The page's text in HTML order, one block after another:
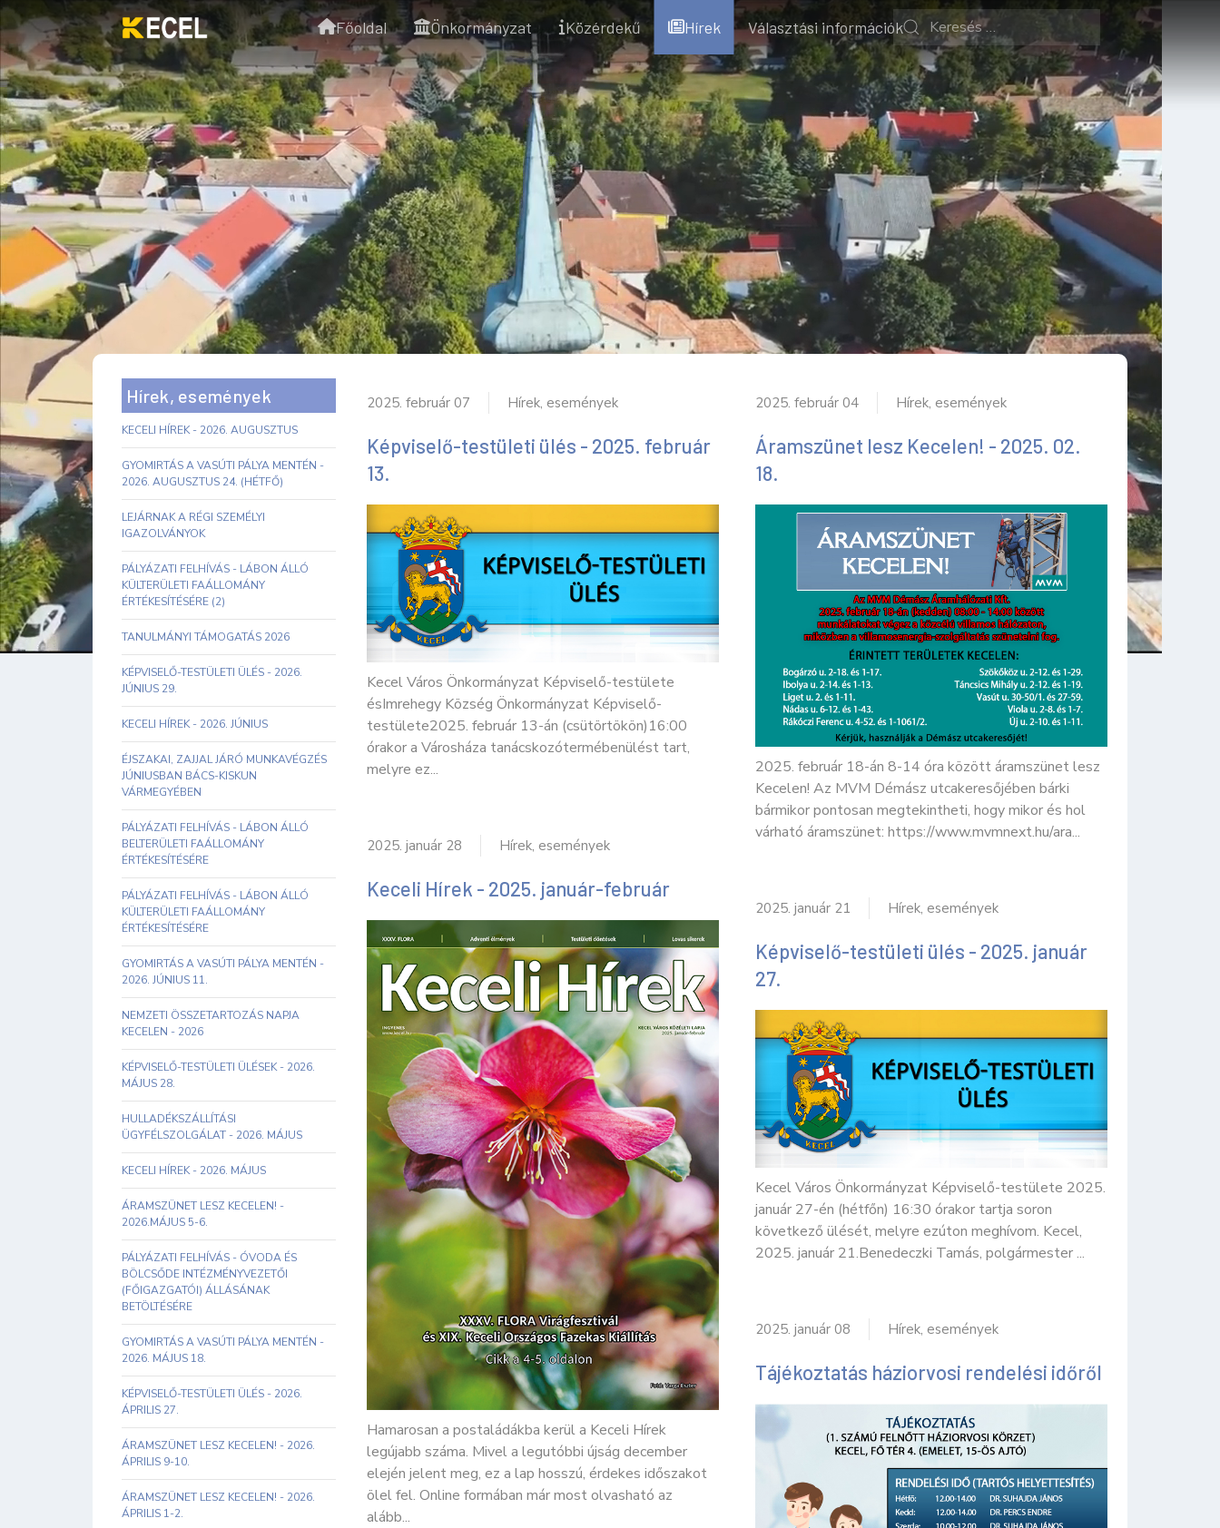
Főoldal Önkormányzat Közérdekű Hírek Választási információk
Hírek, események
KECELI HÍREK - 2026. AUGUSZTUS
GYOMIRTÁS A VASÚTI PÁLYA MENTÉN -
2026. AUGUSZTUS 24. (HÉTFŐ)
LEJÁRNAK A RÉGI SZEMÉLYI
IGAZOLVÁNYOK
PÁLYÁZATI FELHÍVÁS - LÁBON ÁLLÓ
KÜLTERÜLETI FAÁLLOMÁNY
ÉRTÉKESÍTÉSÉRE (2)
TANULMÁNYI TÁMOGATÁS 2026
KÉPVISELŐ-TESTÜLETI ÜLÉS - 2026.
JÚNIUS 29.
KECELI HÍREK - 2026. JÚNIUS
ÉJSZAKAI, ZAJJAL JÁRÓ MUNKAVÉGZÉS
JÚNIUSBAN BÁCS-KISKUN
VÁRMEGYÉBEN
PÁLYÁZATI FELHÍVÁS - LÁBON ÁLLÓ
BELTERÜLETI FAÁLLOMÁNY
ÉRTÉKESÍTÉSÉRE
PÁLYÁZATI FELHÍVÁS - LÁBON ÁLLÓ
KÜLTERÜLETI FAÁLLOMÁNY
ÉRTÉKESÍTÉSÉRE
GYOMIRTÁS A VASÚTI PÁLYA MENTÉN -
2026. JÚNIUS 11.
NEMZETI ÖSSZETARTOZÁS NAPJA
KECELEN - 2026
KÉPVISELŐ-TESTÜLETI ÜLÉSEK - 2026.
MÁJUS 28.
HULLADÉKSZÁLLÍTÁSI
ÜGYFÉLSZOLGÁLAT - 2026. MÁJUS
KECELI HÍREK - 2026. MÁJUS
ÁRAMSZÜNET LESZ KECELEN! -
2026.MÁJUS 5-6.
PÁLYÁZATI FELHÍVÁS - ÓVODA ÉS
BÖLCSŐDE INTÉZMÉNYVEZETŐI
(FŐIGAZGATÓI) ÁLLÁSÁNAK
BETÖLTÉSÉRE
GYOMIRTÁS A VASÚTI PÁLYA MENTÉN -
2026. MÁJUS 18.
KÉPVISELŐ-TESTÜLETI ÜLÉS - 2026.
ÁPRILIS 27.
ÁRAMSZÜNET LESZ KECELEN! - 2026.
ÁPRILIS 9-10.
ÁRAMSZÜNET LESZ KECELEN! - 2026.
ÁPRILIS 1-2.
2025. február 07 Hírek, események
Képviselő-testületi ülés - 2025. február
13.
Kecel Város Önkormányzat Képviselő-testülete
ésImrehegy Község Önkormányzat Képviselő-
testülete2025. február 13-án (csütörtökön)16:00
órakor a Városháza tanácskozótermébenülést tart,
melyre ez...
2025. február 04 Hírek, események
Áramszünet lesz Kecelen! - 2025. 02.
18.
2025. február 18-án 8-14 óra között áramszünet lesz
Kecelen! Az MVM Démász utcakeresőjében bárki
bármikor pontosan megtekintheti, hogy mikor és hol
várható áramszünet: https://www.mvmnext.hu/ara...
2025. január 28 Hírek, események
Keceli Hírek - 2025. január-február
Hamarosan a postaládákba kerül a Keceli Hírek
legújabb száma. Mivel a legutóbbi újság december
elején jelent meg, ez a lap hosszú, érdekes időszakot
ölel fel. Online formában már most olvasható az
alább...
2025. január 21 Hírek, események
Képviselő-testületi ülés - 2025. január
27.
Kecel Város Önkormányzat Képviselő-testülete 2025.
január 27-én (hétfőn) 16:30 órakor tartja soron
következő ülését, melyre ezúton meghívom. Kecel,
2025. január 21.Benedeczki Tamás, polgármester ...
2025. január 08 Hírek, események
Tájékoztatás háziorvosi rendelési időről